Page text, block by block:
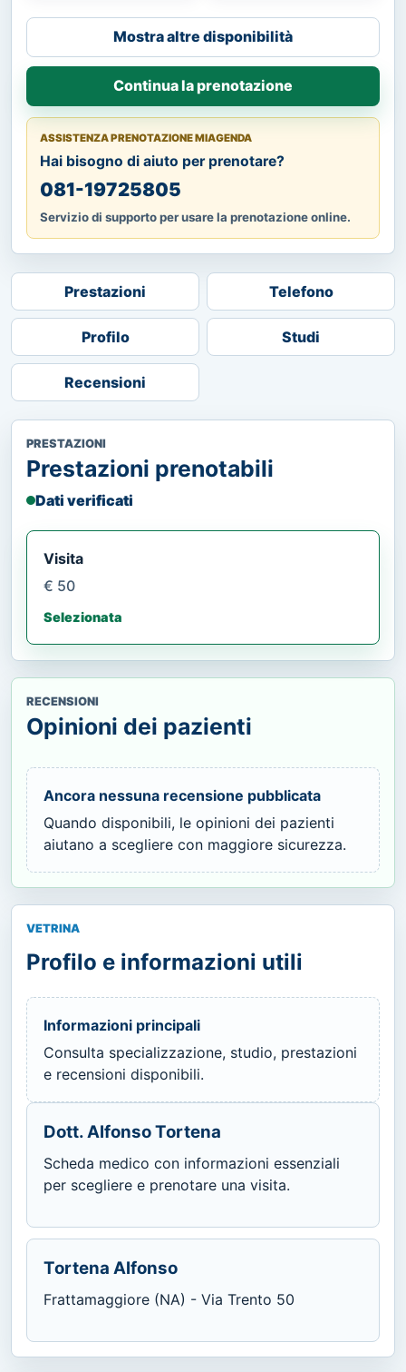
Mostra altre disponibilità
Continua la prenotazione
ASSISTENZA PRENOTAZIONE MIAGENDA
Hai bisogno di aiuto per prenotare?
081-19725805
Servizio di supporto per usare la prenotazione online.
Prestazioni Telefono
Profilo Studi
Recensioni
PRESTAZIONI
Prestazioni prenotabili
Dati verificati
Visita
€ 50
Selezionata
RECENSIONI
Opinioni dei pazienti
Ancora nessuna recensione pubblicata
Quando disponibili, le opinioni dei pazienti
aiutano a scegliere con maggiore sicurezza.
VETRINA
Profilo e informazioni utili
Informazioni principali
Consulta specializzazione, studio, prestazioni
e recensioni disponibili.
Dott. Alfonso Tortena
Scheda medico con informazioni essenziali
per scegliere e prenotare una visita.
Tortena Alfonso
Frattamaggiore (NA) - Via Trento 50